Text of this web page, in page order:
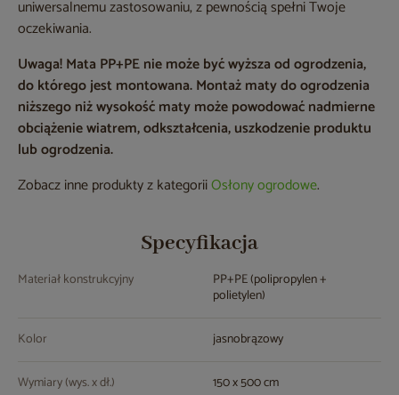
uniwersalnemu zastosowaniu, z pewnością spełni Twoje
oczekiwania.
Uwaga! Mata PP+PE nie może być wyższa od ogrodzenia,
do którego jest montowana. Montaż maty do ogrodzenia
niższego niż wysokość maty może powodować nadmierne
obciążenie wiatrem, odkształcenia, uszkodzenie produktu
lub ogrodzenia.
Zobacz inne produkty z kategoriiOsłony ogrodowe.
Specyfikacja
Materiał konstrukcyjny PP+PE (polipropylen +
polietylen)
Kolor jasnobrązowy
Wymiary (wys. x dł.) 150 x 500 cm